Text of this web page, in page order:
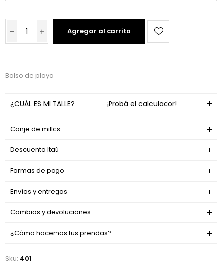
Agregar al carrito
Bolso de playa
¿CUÁL ES MI TALLE? ¡Probá el calculador!
Canje de millas
Descuento Itaú
Formas de pago
Envíos y entregas
Cambios y devoluciones
¿Cómo hacemos tus prendas?
Sku: 401